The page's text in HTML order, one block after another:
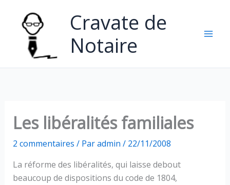
contenu
Cravate de
Notaire
Les libéralités familiales
2 commentaires / Paradmin / 22/11/2008
La réforme des libéralités, qui laisse debout
beaucoup de dispositions du code de 1804,